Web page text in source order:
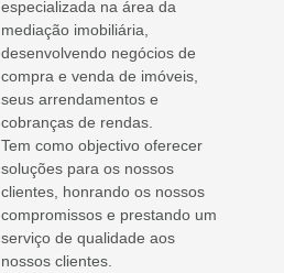
especializada na área da
mediação imobiliária,
desenvolvendo negócios de
compra e venda de imóveis,
seus arrendamentos e
cobranças de rendas.
Tem como objectivo oferecer
soluções para os nossos
clientes, honrando os nossos
compromissos e prestando um
serviço de qualidade aos
nossos clientes.